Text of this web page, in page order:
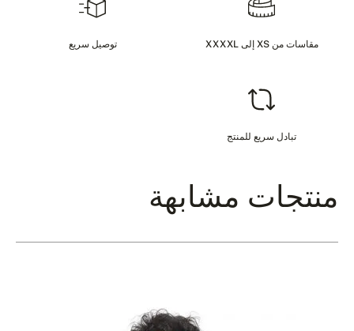
مقاسات من XS إلى XXXXL توصيل سريع
تبادل سريع للمنتج
منتجات مشابهة